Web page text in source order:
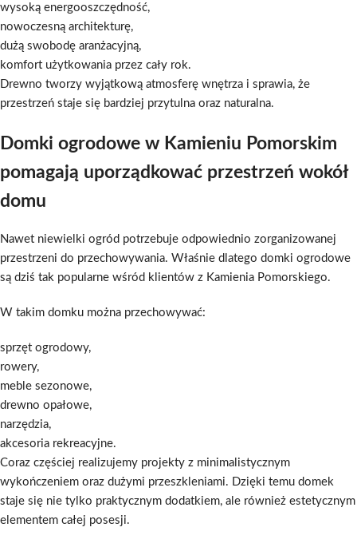
wysoką energooszczędność,
nowoczesną architekturę,
dużą swobodę aranżacyjną,
komfort użytkowania przez cały rok.
Drewno tworzy wyjątkową atmosferę wnętrza i sprawia, że
przestrzeń staje się bardziej przytulna oraz naturalna.
Domki ogrodowe w Kamieniu Pomorskim
pomagają uporządkować przestrzeń wokół
domu
Nawet niewielki ogród potrzebuje odpowiednio zorganizowanej
przestrzeni do przechowywania. Właśnie dlatego domki ogrodowe
są dziś tak popularne wśród klientów z Kamienia Pomorskiego.
W takim domku można przechowywać:
sprzęt ogrodowy,
rowery,
meble sezonowe,
drewno opałowe,
narzędzia,
akcesoria rekreacyjne.
Coraz częściej realizujemy projekty z minimalistycznym
wykończeniem oraz dużymi przeszkleniami. Dzięki temu domek
staje się nie tylko praktycznym dodatkiem, ale również estetycznym
elementem całej posesji.